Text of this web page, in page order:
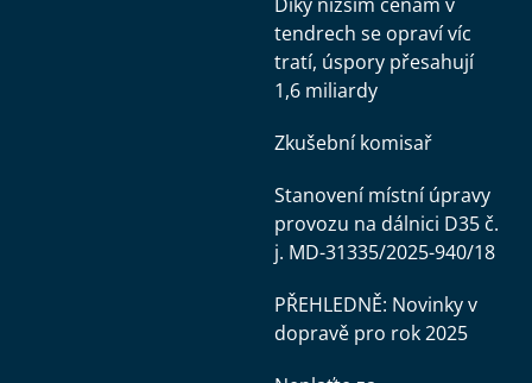
tendrech se opraví víc
tratí, úspory přesahují
1,6 miliardy
Zkušební komisař
Stanovení místní úpravy
provozu na dálnici D35 č.
j. MD-31335/2025-940/18
PŘEHLEDNĚ: Novinky v
dopravě pro rok 2025